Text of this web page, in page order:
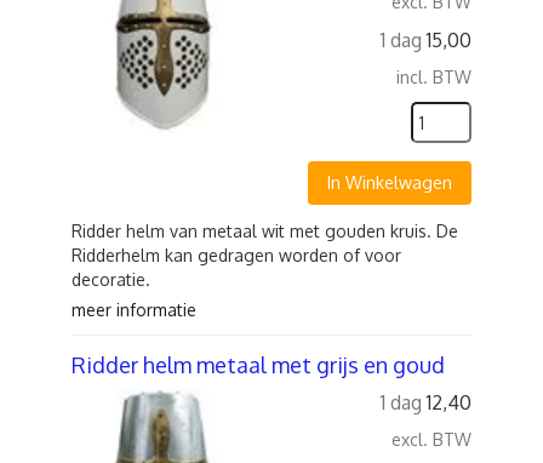
1 dag 15,00
incl. BTW
In Winkelwagen
Ridder helm van metaal wit met gouden kruis. De
Ridderhelm kan gedragen worden of voor
decoratie.
meer informatie
Ridder helm metaal met grijs en goud
1 dag 12,40
excl. BTW